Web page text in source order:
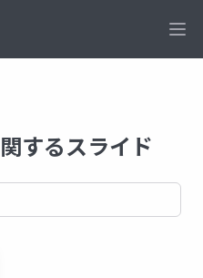
するスライド